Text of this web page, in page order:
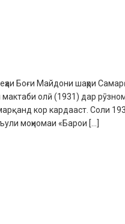
Боғи Майдони шаҳри
олӣ (1931) дар
кор кардааст. Соли
моҳномаи «Барои […]